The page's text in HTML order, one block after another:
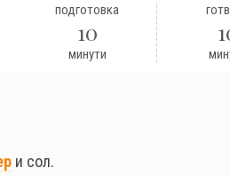
подготовка
10
минути
и сол.